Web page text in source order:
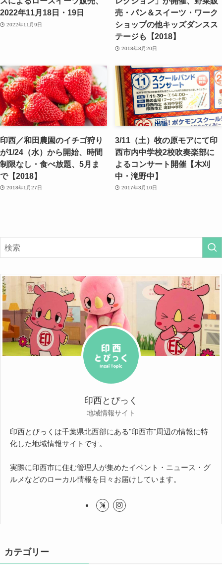
2022年11月18日・19日
2022年11月9日
売・パン＆スイーツ・ワーク
ショップの他キッズダンスス
テージも【2018】
2018年8月20日
印西／和田農園のイチゴ狩り
が1/24（水）から開始、時間
制限なし・食べ放題、5月ま
で【2018】
2018年1月27日
3/11（土）牧の原モアにて印
西市内中学校2校吹奏楽部に
よるコンサート開催【木刈
中・滝野中】
2017年3月10日
印西とぴっく
地域情報サイト
印西とぴっくは千葉県北西部にある"印西市"周辺の情報に特
化した地域情報サイトです。
実際に印西市に住む管理人が集めたイベント・ニュース・グ
ルメなどのローカル情報を日々お届けしています。
カテゴリー